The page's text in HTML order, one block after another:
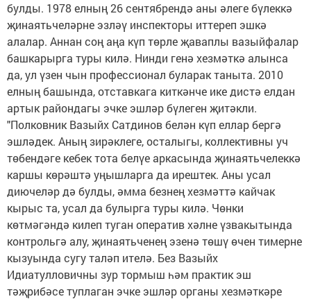
булды. 1978 елның 26 сентябрендә аны әлеге бүлеккә
җинаятьчеләрне эзләү инспекторы иттереп эшкә
алалар. Аннан соң аңа күп төрле җаваплы вазыйфалар
башкарырга туры килә. Нинди генә хезмәткә алынса
да, ул үзен чын профессионал буларак таныта. 2010
елның башында, отставкага киткәнче ике дистә елдан
артык райондагы эчке эшләр бүлеген җитәкли.
"Полковник Вазыйх Сатдинов белән күп еллар бергә
эшләдек. Аның зирәклеге, осталыгы, коллективны уч
төбендәге кебек тота белүе аркасында җинаятьчелеккә
каршы көрәштә уңышларга да ирештек. Аны усал
диючеләр дә булды, әмма безнең хезмәттә кайчак
кырыс та, усал да булырга туры килә. Чөнки
көтмәгәндә килеп туган оператив хәлне үзвакытында
контрольгә алу, җинаятьченең эзенә төшү өчен тимерне
кызуында сугу таләп ителә. Без Вазыйх
Идиатулловичны зур тормыш һәм практик эш
тәҗрибәсе туплаган эчке эшләр органы хезмәткәре